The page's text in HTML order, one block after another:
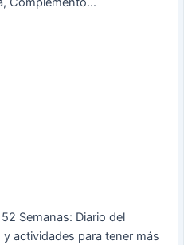
Semanas: Diario del
actividades para tener más